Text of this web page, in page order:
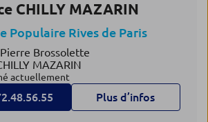
CHILLY MAZARIN
Populaire Rives de Paris
Brossolette
MAZARIN
actuellement
Plus d’infos